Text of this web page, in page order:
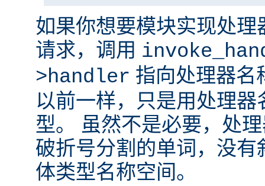
如果你想要模块实现处
请求，调用
>handler 指向处理器名
以前一样，只是用处理
型。 虽然不是必要，处
破折号分割的单词，没
体类型名称空间。